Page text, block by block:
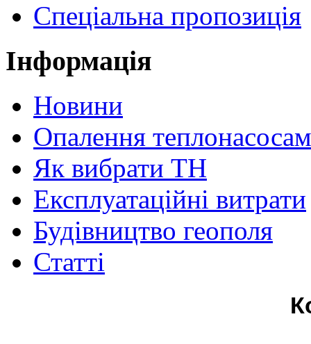
Спеціальна пропозиція
Інформація
Новини
Опалення
Як вибрати ТН
Експлуатаційні витрати
Будівництво геополя
Статті